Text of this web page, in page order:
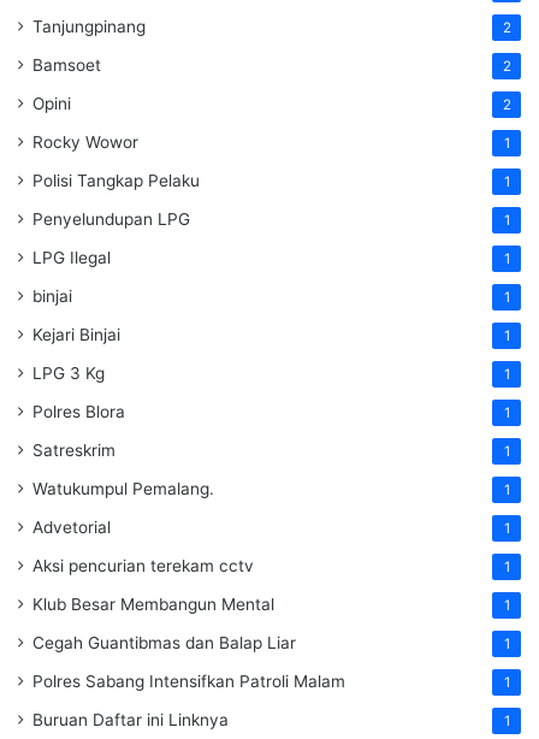
Tanjungpinang 2
Bamsoet 2
Opini 2
Rocky Wowor 1
Polisi Tangkap Pelaku 1
Penyelundupan LPG 1
LPG Ilegal 1
binjai 1
Kejari Binjai 1
LPG 3 Kg 1
Polres Blora 1
Satreskrim 1
Watukumpul Pemalang. 1
Advetorial 1
Aksi pencurian terekam cctv 1
Klub Besar Membangun Mental 1
Cegah Guantibmas dan Balap Liar 1
Polres Sabang Intensifkan Patroli Malam 1
Buruan Daftar ini Linknya 1